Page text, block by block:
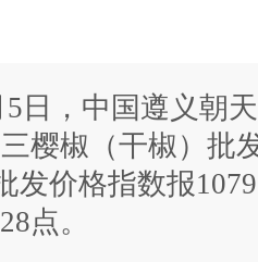
5日，中国遵义朝
樱椒（干椒）批
发价格指数报
点。